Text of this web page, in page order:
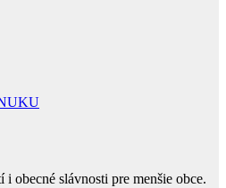
obecné slávnosti pre menšie obce.